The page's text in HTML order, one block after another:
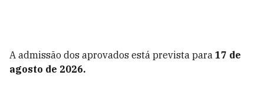
A admissão dos aprovados está prevista para 17 de
agosto de 2026.